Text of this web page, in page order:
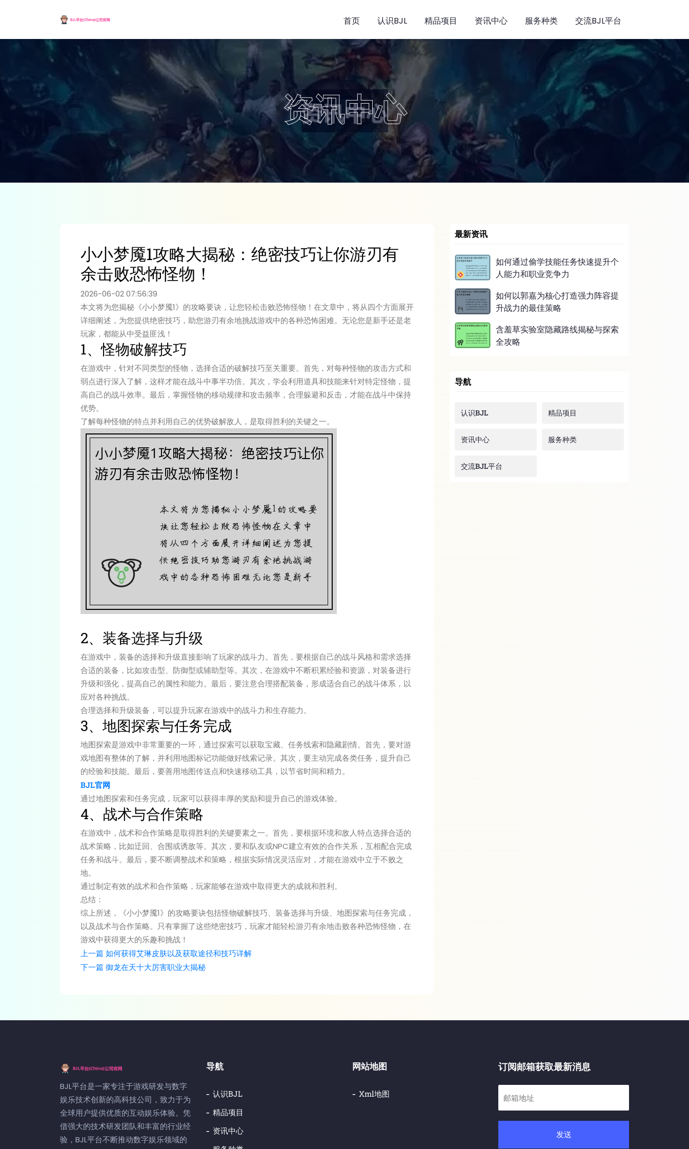
首页 认识BJL 精品项目 资讯中心 服务种类 交流BJL平台
资讯中心
小小梦魇1攻略大揭秘：绝密技巧让你游刃有
余击败恐怖怪物！
2026-06-02 07:56:39
本文将为您揭秘《小小梦魇1》的攻略要诀，让您轻松击败恐怖怪物！在文章中，将从四个方面展开
详细阐述，为您提供绝密技巧，助您游刃有余地挑战游戏中的各种恐怖困难。无论您是新手还是老
玩家，都能从中受益匪浅！
1、怪物破解技巧
在游戏中，针对不同类型的怪物，选择合适的破解技巧至关重要。首先，对每种怪物的攻击方式和
弱点进行深入了解，这样才能在战斗中事半功倍。其次，学会利用道具和技能来针对特定怪物，提
高自己的战斗效率。最后，掌握怪物的移动规律和攻击频率，合理躲避和反击，才能在战斗中保持
优势。
了解每种怪物的特点并利用自己的优势破解敌人，是取得胜利的关键之一。
2、装备选择与升级
在游戏中，装备的选择和升级直接影响了玩家的战斗力。首先，要根据自己的战斗风格和需求选择
合适的装备，比如攻击型、防御型或辅助型等。其次，在游戏中不断积累经验和资源，对装备进行
升级和强化，提高自己的属性和能力。最后，要注意合理搭配装备，形成适合自己的战斗体系，以
应对各种挑战。
合理选择和升级装备，可以提升玩家在游戏中的战斗力和生存能力。
3、地图探索与任务完成
地图探索是游戏中非常重要的一环，通过探索可以获取宝藏、任务线索和隐藏剧情。首先，要对游
戏地图有整体的了解，并利用地图标记功能做好线索记录。其次，要主动完成各类任务，提升自己
的经验和技能。最后，要善用地图传送点和快速移动工具，以节省时间和精力。
BJL官网
通过地图探索和任务完成，玩家可以获得丰厚的奖励和提升自己的游戏体验。
4、战术与合作策略
在游戏中，战术和合作策略是取得胜利的关键要素之一。首先，要根据环境和敌人特点选择合适的
战术策略，比如迂回、合围或诱敌等。其次，要和队友或NPC建立有效的合作关系，互相配合完成
任务和战斗。最后，要不断调整战术和策略，根据实际情况灵活应对，才能在游戏中立于不败之
地。
通过制定有效的战术和合作策略，玩家能够在游戏中取得更大的成就和胜利。
总结：
综上所述，《小小梦魇1》的攻略要诀包括怪物破解技巧、装备选择与升级、地图探索与任务完成，
以及战术与合作策略。只有掌握了这些绝密技巧，玩家才能轻松游刃有余地击败各种恐怖怪物，在
游戏中获得更大的乐趣和挑战！
上一篇 如何获得艾琳皮肤以及获取途径和技巧详解
下一篇 御龙在天十大厉害职业大揭秘
最新资讯
如何通过偷学技能任务快速提升个
人能力和职业竞争力
如何以郭嘉为核心打造强力阵容提
升战力的最佳策略
含羞草实验室隐藏路线揭秘与探索
全攻略
导航
认识BJL 精品项目
资讯中心 服务种类
交流BJL平台
BJL平台是一家专注于游戏研发与数字
娱乐技术创新的高科技公司，致力于为
全球用户提供优质的互动娱乐体验。凭
借强大的技术研发团队和丰富的行业经
验，BJL平台不断推动数字娱乐领域的
导航
认识BJL
精品项目
资讯中心
网站地图
Xml地图
订阅邮箱获取最新消息
发送